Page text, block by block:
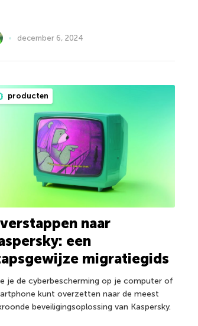
december 6, 2024
producten
naar
een
migratiegids
je de cyberbescherming op je computer of
kunt overzetten naar de meest
beveiligingsoplossing van Kaspersky.